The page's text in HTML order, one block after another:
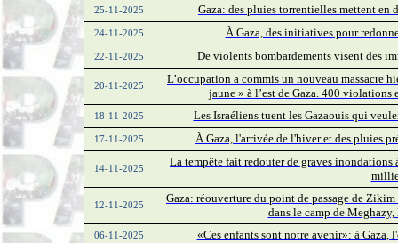
25-11-2025 Gaza: des pluies torrentielles mettent en
24-11-2025 À Gaza, des initiatives pour
22-11-2025 De violents bombardements visent des
20-11-2025
L’occupation a commis un nouveau massacre
jaune » à l’est de Gaza. 400 violations
18-11-2025 Les Israéliens tuent les Gazaouis qui
17-11-2025 À Gaza, l'arrivée de l'hiver et des pluies
14-11-2025
La tempête fait redouter de graves inondations
12-11-2025
Gaza: réouverture du point de passage de
dans le camp de
06-11-2025 «Ces enfants sont notre avenir»: à